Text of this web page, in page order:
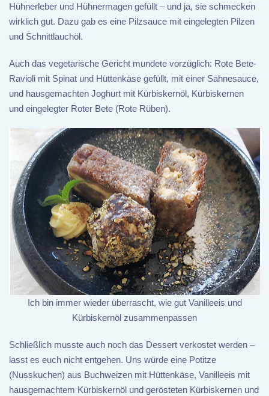
Hühnerleber und Hühnermagen gefüllt – und ja, sie schmecken
wirklich gut. Dazu gab es eine Pilzsauce mit eingelegten Pilzen
und Schnittlauchöl.
Auch das vegetarische Gericht mundete vorzüglich: Rote Bete-
Ravioli mit Spinat und Hüttenkäse gefüllt, mit einer Sahnesauce,
und hausgemachten Joghurt mit Kürbiskernöl, Kürbiskernen
und eingelegter Roter Bete (Rote Rüben).
Ich bin immer wieder überrascht, wie gut Vanilleeis und
Kürbiskernöl zusammenpassen
Schließlich musste auch noch das Dessert verkostet werden –
lasst es euch nicht entgehen. Uns würde eine Potitze
(Nusskuchen) aus Buchweizen mit Hüttenkäse, Vanilleeis mit
hausgemachtem Kürbiskernöl und gerösteten Kürbiskernen und